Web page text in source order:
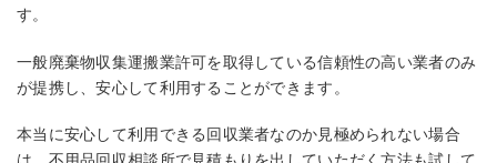
す。
一般廃棄物収集運搬業許可を取得している信頼性の高い業者のみ
が提携し、安心して利用することができます。
本当に安心して利用できる回収業者なのか見極められない場合